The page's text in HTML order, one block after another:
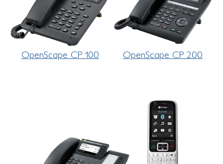
OpenScape CP 100 OpenScape CP 200